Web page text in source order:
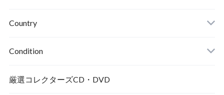
Country
Condition
厳選コレクターズCD・DVD